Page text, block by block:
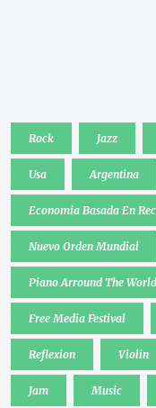
Rock Jazz
Usa Argentina
Economia Basada En
Nuevo Orden Mundial
Piano Arround The World
Free Media Festival
Reflexion Violin
Jam Music